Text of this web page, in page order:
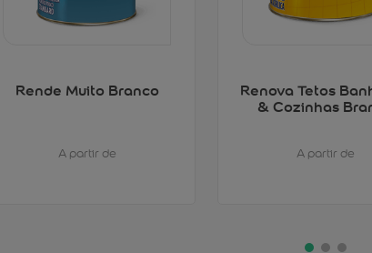
Rende Muito Branco
A partir de
Renova Tetos
& Cozinhas
A partir de